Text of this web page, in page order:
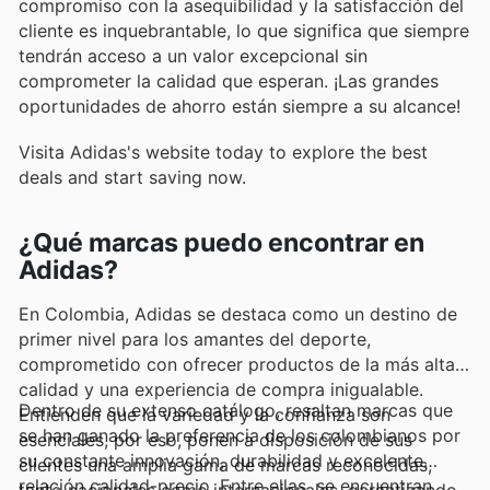
compromiso con la asequibilidad y la satisfacción del
cliente es inquebrantable, lo que significa que siempre
tendrán acceso a un valor excepcional sin
comprometer la calidad que esperan. ¡Las grandes
oportunidades de ahorro están siempre a su alcance!
Visita Adidas's website today to explore the best
deals and start saving now.
¿Qué marcas puedo encontrar en
Adidas?
En Colombia, Adidas se destaca como un destino de
primer nivel para los amantes del deporte,
comprometido con ofrecer productos de la más alta
calidad y una experiencia de compra inigualable.
Entienden que la variedad y la confianza son
esenciales, por eso, ponen a disposición de sus
clientes una amplia gama de marcas reconocidas,
Dentro de su extenso catálogo, resaltan marcas que
se han ganado la preferencia de los colombianos por
su constante innovación, durabilidad y excelente
relación calidad-precio. Entre ellas, se encuentran